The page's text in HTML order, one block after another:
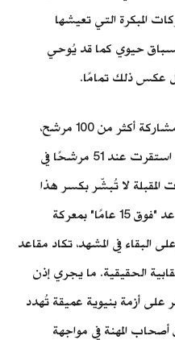
المبكرة التي تعيشها
بسباق حيوي كما قد يُوحي
عكس ذلك تمامًا.
التي شهدت مشاركة أكثر من 100 مرشح،
تتراجع الأعداد دورة بعد أخرى حتى استقرت عند 51 مرشحًا في
والانتخابات المقبلة لا تُبشّر بكسر هذا
النزول بل تُعمّقه، فبينما تشتعل مقاعد "فوق 15 عامًا" بمعركة
في المشهد، تكاد مقاعد
النقابية الحقيقية. ما يجري إذن
على أزمة بنيوية عميقة تُهدد
المهنة في مواجهة